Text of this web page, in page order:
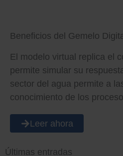
Beneficios del Gemelo
El modelo virtual replica el
permite simular su
sector del agua permite a
conocimiento de los
Leer ahora
Últimas entradas